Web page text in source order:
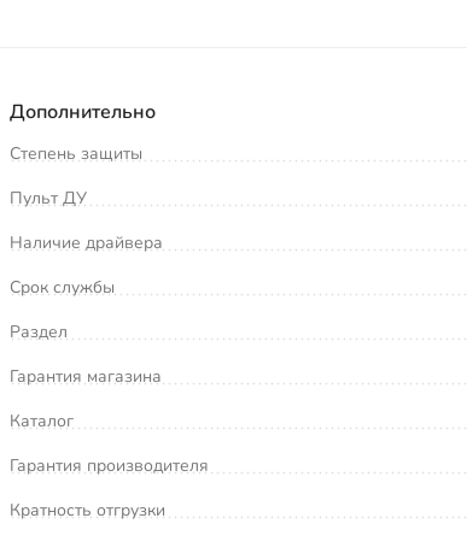
Дополнительно
Степень защиты
Пульт ДУ
Наличие драйвера
Срок службы
Раздел
Гарантия магазина
Каталог
Гарантия производителя
Кратность отгрузки